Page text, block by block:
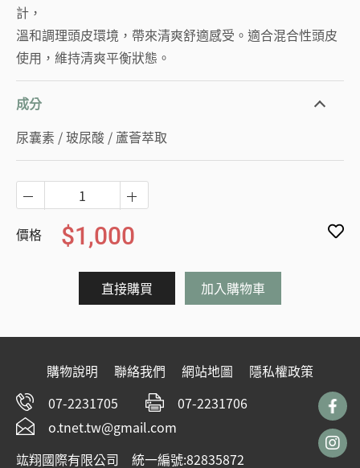
計，
溫和調理頭皮環境，帶來清爽舒適感受。適合混合性頭皮
使用，維持清爽平衡狀態。
成分
尿囊素 / 玻尿酸 / 蘆薈萃取
價格 $1,000
直接購買 加入購物車
購物說明 聯絡我們 網站地圖
隱私權政策
07-2231705
07-2231706
o.tnet.tw@gmail.com
竑翔國際有限公司 統一編號:82835872